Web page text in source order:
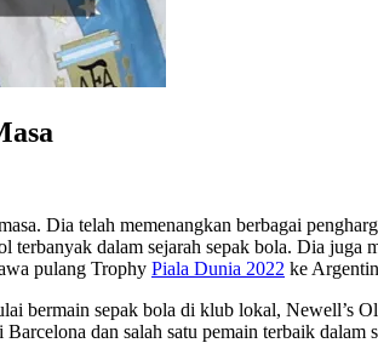
Dia telah memenangkan berbagai
dalam sejarah sepak bola. Dia
pulang Trophy Piala Dunia 2022 ke
bermain sepak bola di klub lokal, Newell’s
dan salah satu pemain terbaik dalam